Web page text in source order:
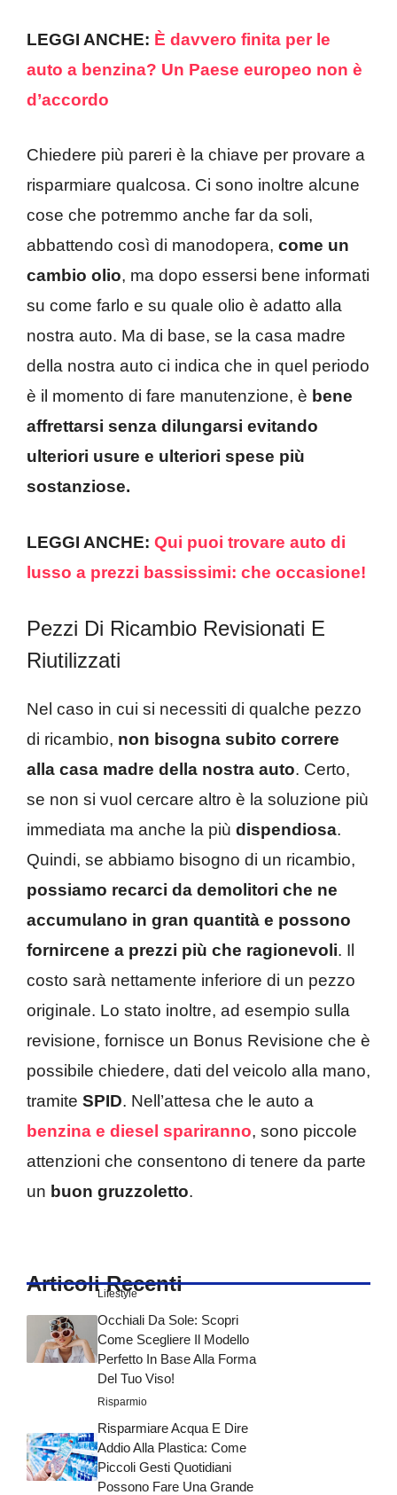
LEGGI ANCHE: È davvero finita per le
auto a benzina? Un Paese europeo non è
d’accordo
Chiedere più pareri è la chiave per provare a
risparmiare qualcosa. Ci sono inoltre alcune
cose che potremmo anche far da soli,
abbattendo così di manodopera, come un
cambio olio, ma dopo essersi bene informati
su come farlo e su quale olio è adatto alla
nostra auto. Ma di base, se la casa madre
della nostra auto ci indica che in quel periodo
è il momento di fare manutenzione, è bene
affrettarsi senza dilungarsi evitando
ulteriori usure e ulteriori spese più
sostanziose.
LEGGI ANCHE: Qui puoi trovare auto di
lusso a prezzi bassissimi: che occasione!
Pezzi Di Ricambio Revisionati E
Riutilizzati
Nel caso in cui si necessiti di qualche pezzo
di ricambio, non bisogna subito correre
alla casa madre della nostra auto. Certo,
se non si vuol cercare altro è la soluzione più
immediata ma anche la più dispendiosa.
Quindi, se abbiamo bisogno di un ricambio,
possiamo recarci da demolitori che ne
accumulano in gran quantità e possono
fornircene a prezzi più che ragionevoli. Il
costo sarà nettamente inferiore di un pezzo
originale. Lo stato inoltre, ad esempio sulla
revisione, fornisce un Bonus Revisione che è
possibile chiedere, dati del veicolo alla mano,
tramite SPID. Nell’attesa che le auto a
benzina e diesel spariranno, sono piccole
attenzioni che consentono di tenere da parte
un buon gruzzoletto.
Articoli Recenti
Lifestyle
Occhiali Da Sole: Scopri
Come Scegliere Il Modello
Perfetto In Base Alla Forma
Del Tuo Viso!
Risparmio
Risparmiare Acqua E Dire
Addio Alla Plastica: Come
Piccoli Gesti Quotidiani
Possono Fare Una Grande